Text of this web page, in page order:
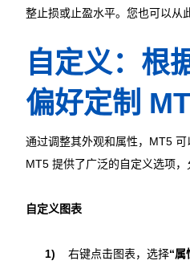
整止损或止盈水平。您也可以从
自定义：根
偏好定制
通过调整其外观和属性，MT5 可
MT5 提供了广泛的自定义选项，
自定义图表
1) 右键点击图表，选择“属